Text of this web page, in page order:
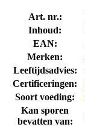
Art. nr.:
Inhoud:
EAN:
Merken:
Leeftijdsadvies:
Certificeringen:
Soort voeding:
Kan sporen
bevatten van: